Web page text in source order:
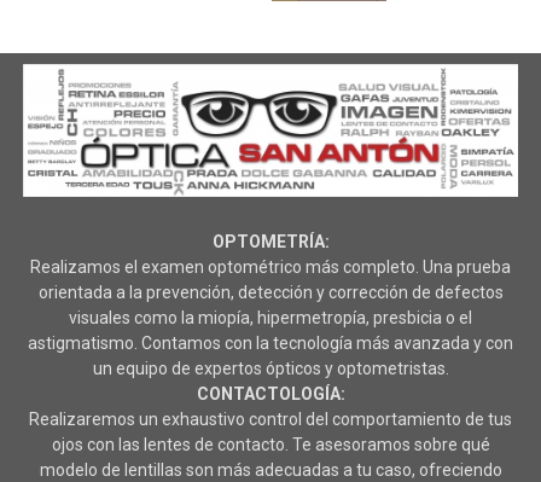
OPTOMETRÍA:
Realizamos el examen optométrico más completo. Una prueba
orientada a la prevención, detección y corrección de defectos
visuales como la miopía, hipermetropía, presbicia o el
astigmatismo. Contamos con la tecnología más avanzada y con
un equipo de expertos ópticos y optometristas.
CONTACTOLOGÍA:
Realizaremos un exhaustivo control del comportamiento de tus
ojos con las lentes de contacto. Te asesoramos sobre qué
modelo de lentillas son más adecuadas a tu caso, ofreciendo